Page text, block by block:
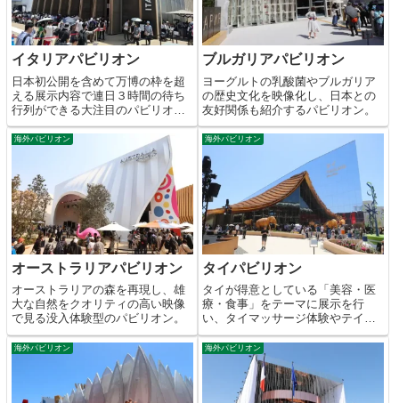
イタリアパビリオン
日本初公開を含めて万博の枠を超
える展示内容で連日３時間の待ち
行列ができる大注目のパビリオ
ン。
ブルガリアパビリオン
ヨーグルトの乳酸菌やブルガリア
の歴史文化を映像化し、日本との
友好関係も紹介するパビリオン。
海外パビリオン
オーストラリアパビリオン
オーストラリアの森を再現し、雄
大な自然をクオリティの高い映像
で見る没入体験型のパビリオン。
海外パビリオン
タイパビリオン
タイが得意としている「美容・医
療・食事」をテーマに展示を行
い、タイマッサージ体験やテイク
アウト店も完備。
海外パビリオン 海外パビリオン